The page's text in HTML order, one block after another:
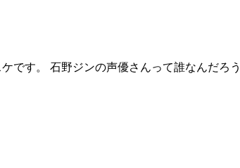
です。 石野ジンの声優さんって誰なんだろ